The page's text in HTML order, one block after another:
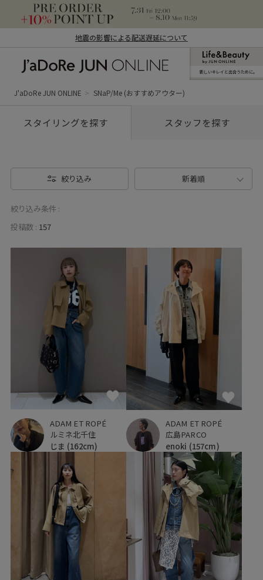
地震の影響による配送遅延について
ン オンライン）
新しいキレイと出合うために。
J'aDoRe JUN ONLINE SNaP/Me (おすすめアウター)
スタイリングを探す スタッフを探す
絞り込み 新着順
絞り込み条件 :
投稿数 : 157
ADAM ET ROPÉ
ルミネ北千住
じま (162cm)
ADAM ET ROPÉ
広島PARCO
enoki (157cm)